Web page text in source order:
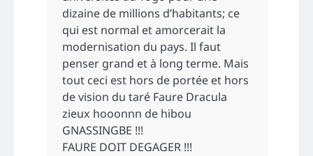
dizaine de millions d’habitants; ce
qui est normal et amorcerait la
modernisation du pays. Il faut
penser grand et à long terme. Mais
tout ceci est hors de portée et hors
de vision du taré Faure Dracula
zieux hooonnn de hibou
GNASSINGBE !!!
FAURE DOIT DEGAGER !!!